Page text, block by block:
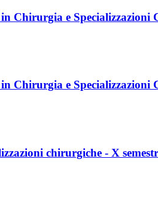
Chirurgia e Specializzazioni
Chirurgia e Specializzazioni
chirurgiche - X